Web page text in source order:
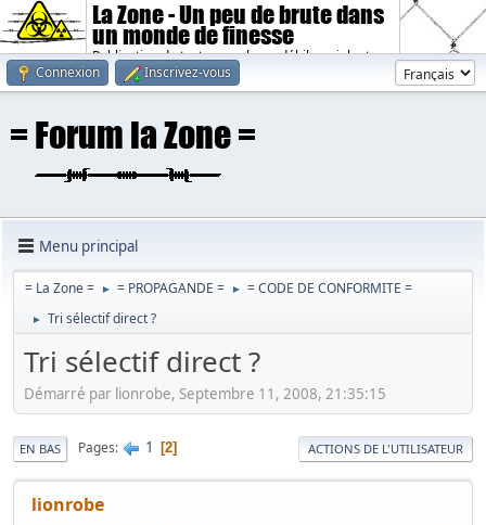
La Zone - Un peu de brute dans
un monde de finesse
Publication de textes sombres, débiles, violents.
Connexion
Inscrivez-vous
Menu principal
= La Zone = ► = PROPAGANDE = ► = CODE DE CONFORMITE =
► Tri sélectif direct ?
Tri sélectif direct ?
Démarré par lionrobe, Septembre 11, 2008, 21:35:15
EN BAS Pages 1 2 ACTIONS DE L'UTILISATEUR
lionrobe